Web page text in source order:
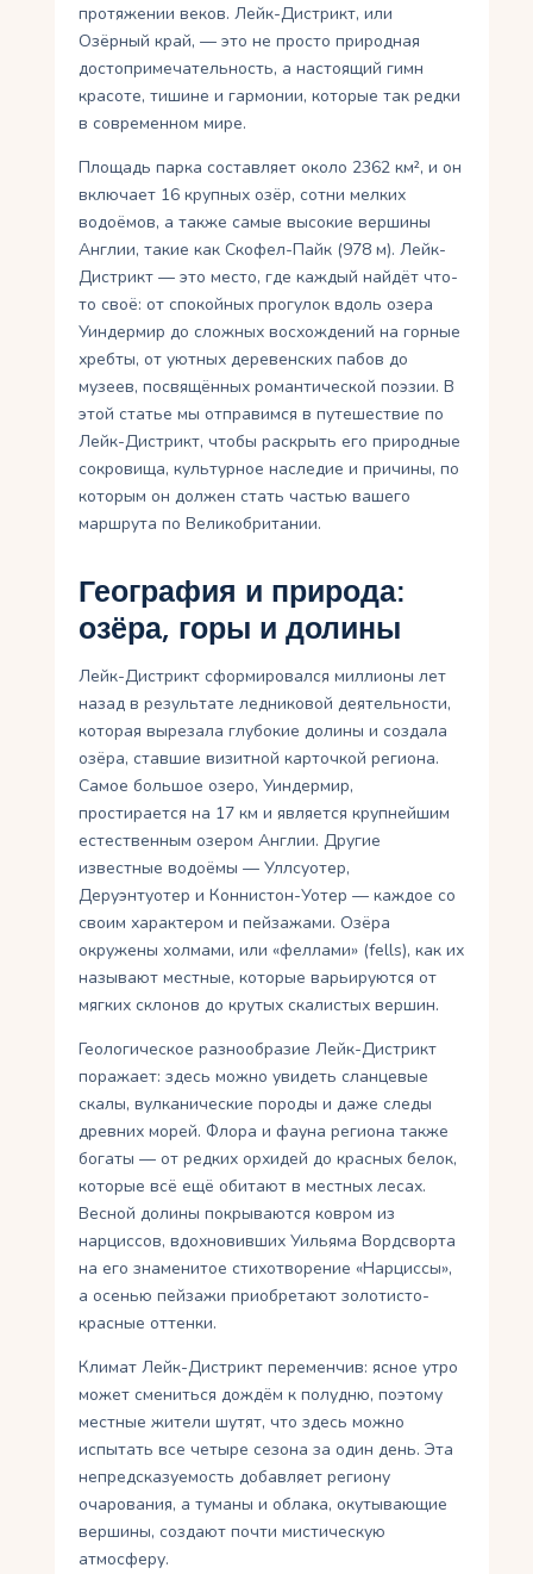
протяжении веков. Лейк-Дистрикт, или
Озёрный край, — это не просто природная
достопримечательность, а настоящий гимн
красоте, тишине и гармонии, которые так редки
в современном мире.
Площадь парка составляет около 2362 км², и он
включает 16 крупных озёр, сотни мелких
водоёмов, а также самые высокие вершины
Англии, такие как Скофел-Пайк (978 м). Лейк-
Дистрикт — это место, где каждый найдёт что-
то своё: от спокойных прогулок вдоль озера
Уиндермир до сложных восхождений на горные
хребты, от уютных деревенских пабов до
музеев, посвящённых романтической поэзии. В
этой статье мы отправимся в путешествие по
Лейк-Дистрикт, чтобы раскрыть его природные
сокровища, культурное наследие и причины, по
которым он должен стать частью вашего
маршрута по Великобритании.
География и природа:
озёра, горы и долины
Лейк-Дистрикт сформировался миллионы лет
назад в результате ледниковой деятельности,
которая вырезала глубокие долины и создала
озёра, ставшие визитной карточкой региона.
Самое большое озеро, Уиндермир,
простирается на 17 км и является крупнейшим
естественным озером Англии. Другие
известные водоёмы — Уллсуотер,
Деруэнтуотер и Коннистон-Уотер — каждое со
своим характером и пейзажами. Озёра
окружены холмами, или «феллами» (fells), как их
называют местные, которые варьируются от
мягких склонов до крутых скалистых вершин.
Геологическое разнообразие Лейк-Дистрикт
поражает: здесь можно увидеть сланцевые
скалы, вулканические породы и даже следы
древних морей. Флора и фауна региона также
богаты — от редких орхидей до красных белок,
которые всё ещё обитают в местных лесах.
Весной долины покрываются ковром из
нарциссов, вдохновивших Уильяма Вордсворта
на его знаменитое стихотворение «Нарциссы»,
а осенью пейзажи приобретают золотисто-
красные оттенки.
Климат Лейк-Дистрикт переменчив: ясное утро
может смениться дождём к полудню, поэтому
местные жители шутят, что здесь можно
испытать все четыре сезона за один день. Эта
непредсказуемость добавляет региону
очарования, а туманы и облака, окутывающие
вершины, создают почти мистическую
атмосферу.